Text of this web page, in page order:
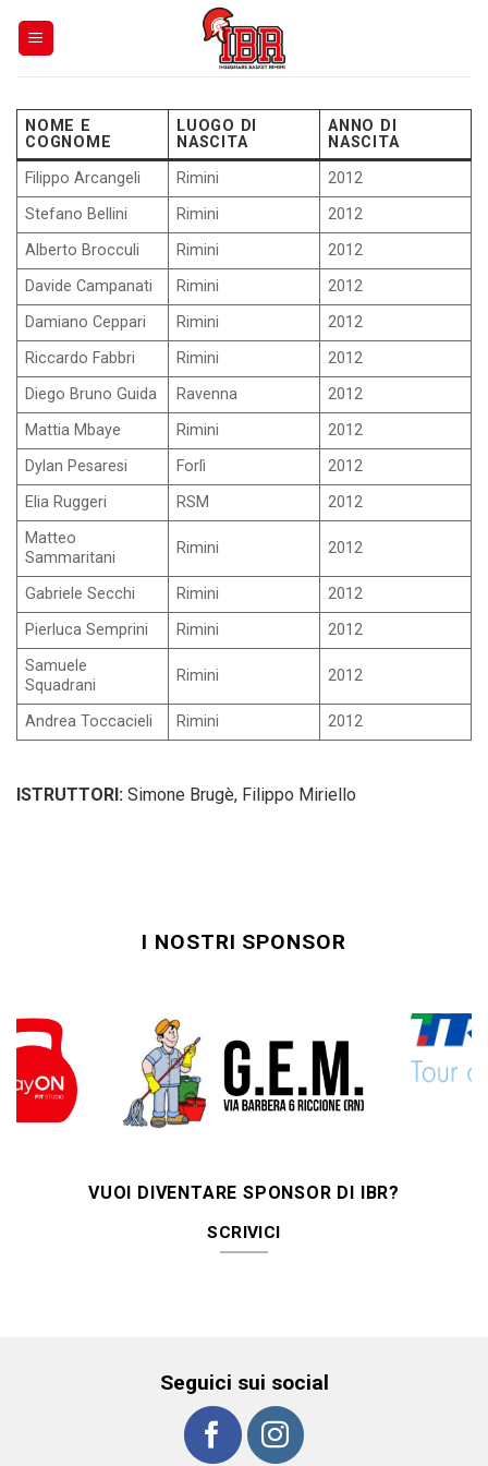
NOME E
COGNOME
LUOGO DI
NASCITA
ANNO DI
NASCITA
Filippo Arcangeli
Rimini
2012
Stefano Bellini
Rimini
2012
Alberto Brocculi
Rimini
2012
Davide Campanati
Rimini
2012
Damiano Ceppari
Rimini
2012
Riccardo Fabbri
Rimini
2012
Diego Bruno Guida
Ravenna
2012
Mattia Mbaye
Rimini
2012
Dylan Pesaresi
Forlì
2012
Elia Ruggeri
RSM
2012
Matteo
Sammaritani
Rimini 2012
Gabriele Secchi Rimini
2012
Pierluca Semprini
Rimini
2012
Samuele
Squadrani
Rimini 2012
Andrea Toccacieli Rimini 2012
ISTRUTTORI: Simone Brugè, Filippo Miriello
I NOSTRI SPONSOR
VUOI DIVENTARE SPONSOR DI IBR?
SCRIVICI
Seguici sui social